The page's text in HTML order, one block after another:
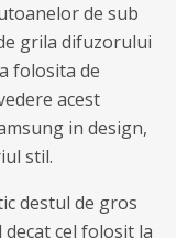
de sub
grila difuzorului
folosita de
acest
in design,
stil.
destul de gros
decat cel folosit la